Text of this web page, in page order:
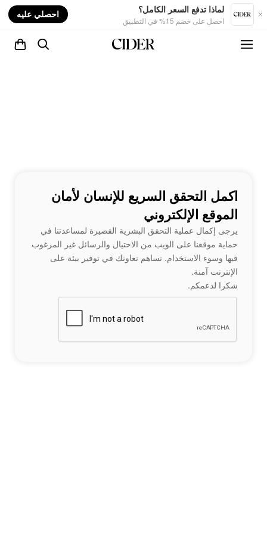
لماذا تدفع السعر الكامل؟
احصل على خصم 15% في التطبيق
احصلي عليه
اكمل التحقق السريع للإنسان لأمان
الموقع الإلكتروني
يرجى إكمال عملية التحقق البشرية القصيرة لمساعدتنا في
حماية موقعنا على الويب من الاحتيال والرسائل غير المرغوب
فيها وسوء الاستخدام. تساهم تعاونك في توفير بيئة على
الإنترنت آمنة.
شكرا لدعمكم.